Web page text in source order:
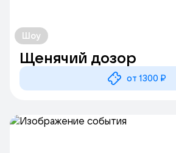
Шоу
Щенячий дозор
от 1300 ₽